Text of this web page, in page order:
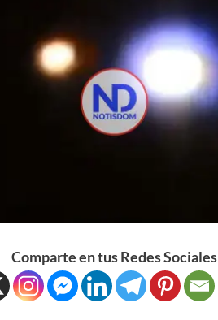
Comparte en tus Redes Sociales